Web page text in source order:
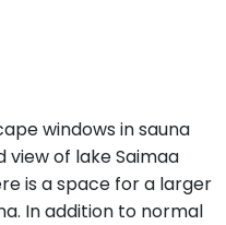
windows in sauna
of lake Saimaa
is a space for a larger
In addition to normal